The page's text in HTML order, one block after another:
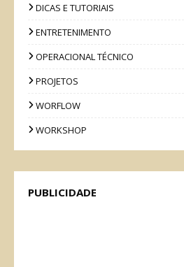
DICAS E TUTORIAIS
ENTRETENIMENTO
OPERACIONAL TÉCNICO
PROJETOS
WORFLOW
WORKSHOP
PUBLICIDADE